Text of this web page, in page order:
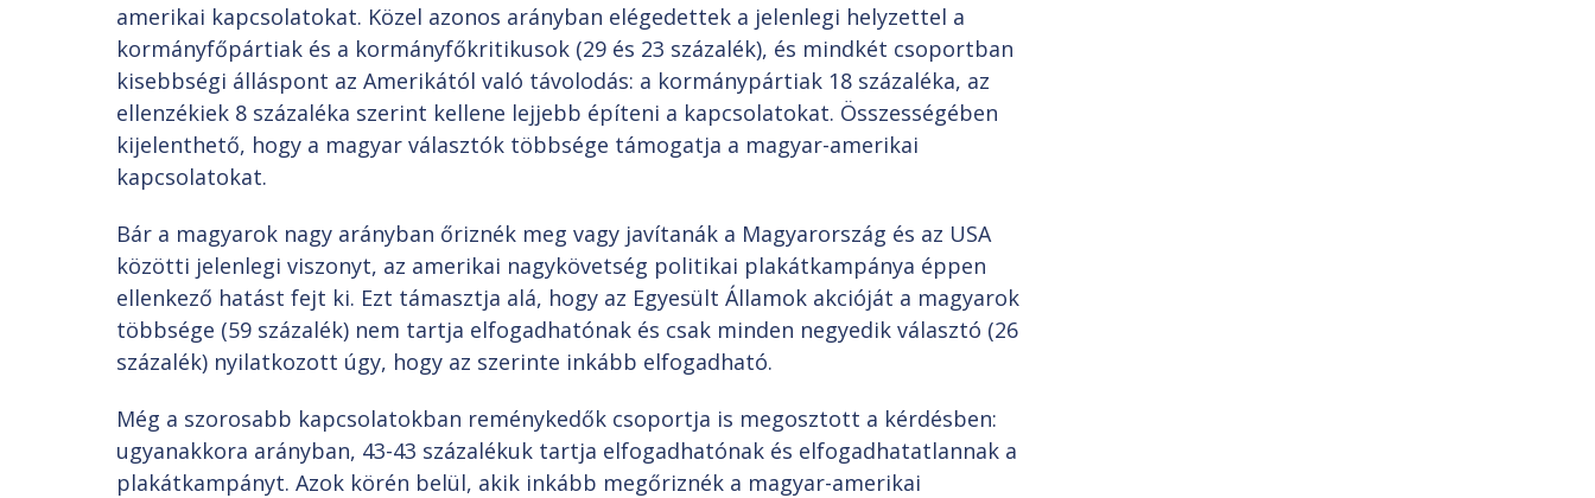
amerikai kapcsolatokat. Közel azonos arányban elégedettek a jelenlegi helyzettel a
kormányfőpártiak és a kormányfőkritikusok (29 és 23 százalék), és mindkét csoportban
kisebbségi álláspont az Amerikától való távolodás: a kormánypártiak 18 százaléka, az
ellenzékiek 8 százaléka szerint kellene lejjebb építeni a kapcsolatokat. Összességében
kijelenthető, hogy a magyar választók többsége támogatja a magyar-amerikai
kapcsolatokat.
Bár a magyarok nagy arányban őriznék meg vagy javítanák a Magyarország és az USA
közötti jelenlegi viszonyt, az amerikai nagykövetség politikai plakátkampánya éppen
ellenkező hatást fejt ki. Ezt támasztja alá, hogy az Egyesült Államok akcióját a magyarok
többsége (59 százalék) nem tartja elfogadhatónak és csak minden negyedik választó (26
százalék) nyilatkozott úgy, hogy az szerinte inkább elfogadható.
Még a szorosabb kapcsolatokban reménykedők csoportja is megosztott a kérdésben:
ugyanakkora arányban, 43-43 százalékuk tartja elfogadhatónak és elfogadhatatlannak a
plakátkampányt. Azok körén belül, akik inkább megőriznék a magyar-amerikai